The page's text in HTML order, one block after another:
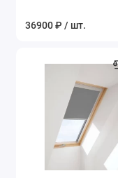
36900 ₽ / шт.